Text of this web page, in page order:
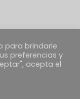
para brindarle
preferencias y
acepta el